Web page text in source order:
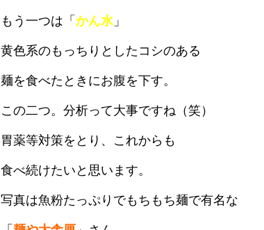
もう一つは「かん水」
黄色系のもっちりとしたコシのある
麺を食べたときにお腹を下す。
この二つ。分析って大事ですね（笑）
胃薬等対策をとり、これからも
食べ続けたいと思います。
写真は魚粉たっぷりでもちもち麺で有名な